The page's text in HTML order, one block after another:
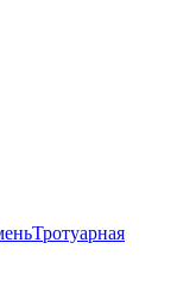
Тротуарная